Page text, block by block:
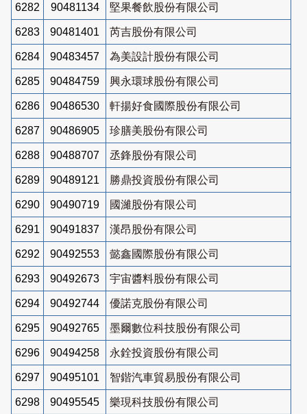
6282 90481134 堅果餐飲股份有限公司
6283 90481401 芮吉股份有限公司
6284 90483457 為美設計股份有限公司
6285 90484759 興永環球股份有限公司
6286 90486530 軒揚好食國際股份有限公司
6287 90486905 珍膳美股份有限公司
6288 90488707 丞鋒股份有限公司
6289 90489121 勝鼎投資股份有限公司
6290 90490719 國濰股份有限公司
6291 90491837 漢昂股份有限公司
6292 90492553 懿鑫國際股份有限公司
6293 90492673 宇宙醬料股份有限公司
6294 90492744 優諾克股份有限公司
6295 90492765 墨爾數位科技股份有限公司
6296 90494258 永銓投資股份有限公司
6297 90495101 智鍇汽車貿易股份有限公司
6298 90495545 樂現科技股份有限公司